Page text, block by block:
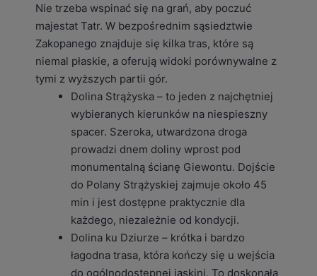
Nie trzeba wspinać się na grań, aby poczuć
majestat Tatr. W bezpośrednim sąsiedztwie
Zakopanego znajduje się kilka tras, które są
niemal płaskie, a oferują widoki porównywalne z
tymi z wyższych partii gór.
Dolina Strążyska – to jeden z najchętniej
wybieranych kierunków na niespieszny
spacer. Szeroka, utwardzona droga
prowadzi dnem doliny wprost pod
monumentalną ścianę Giewontu. Dojście
do Polany Strążyskiej zajmuje około 45
min i jest dostępne praktycznie dla
każdego, niezależnie od kondycji.
Dolina ku Dziurze – krótka i bardzo
łagodna trasa, która kończy się u wejścia
do ogólnodostępnej jaskini. To doskonała